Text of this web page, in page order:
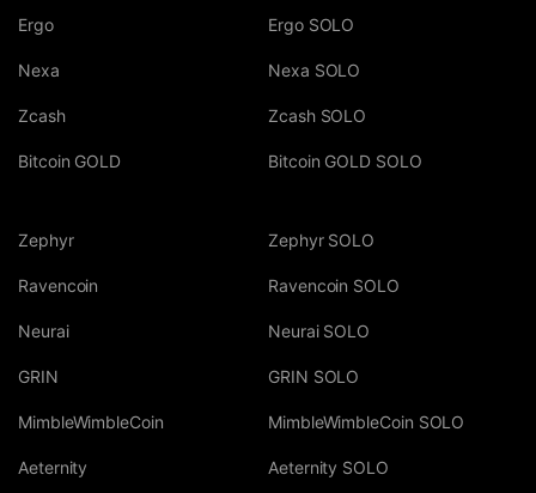
Ergo
Nexa
Zcash
Bitcoin GOLD
Ergo SOLO
Nexa SOLO
Zcash SOLO
Bitcoin GOLD SOLO
Zephyr
Ravencoin
Neurai
GRIN
MimbleWimbleCoin
Aeternity
Zephyr SOLO
Ravencoin SOLO
Neurai SOLO
GRIN SOLO
MimbleWimbleCoin SOLO
Aeternity SOLO